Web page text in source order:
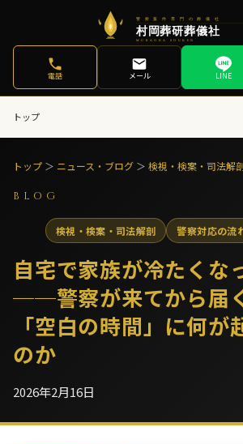
電話 メール LINE
トップ
トップ ＞ ニュース・ブログ ＞ 検視・検案・司法解
BLOG
検視・検案・司法解剖 警察対応の流
自宅で家族が冷たくな
──警察が来てから届
「空白の時間」に何が
のか
2026年2月16日